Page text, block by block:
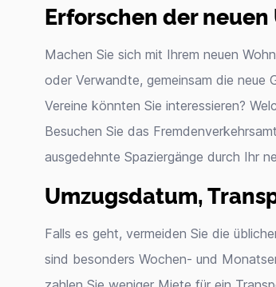
Erforschen der
Machen Sie sich mit Ihrem neuen
oder Verwandte, gemeinsam die neue
Vereine könnten Sie interessieren?
Besuchen Sie das
ausgedehnte Spaziergänge durch Ihr
Umzugsdatum,
Falls es geht, vermeiden Sie die
sind besonders Wochen- und